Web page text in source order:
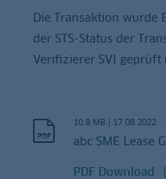
Die Transaktion wurde
der STS-Status der
Verifizierer SVI geprüft
10.8 MB | 17.08.2022
abc SME Lease
PDF Download